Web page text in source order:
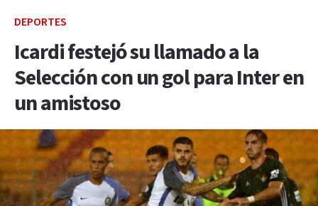
DEPORTES
Icardi festejó su llamado a la
Selección con un gol para Inter en
un amistoso